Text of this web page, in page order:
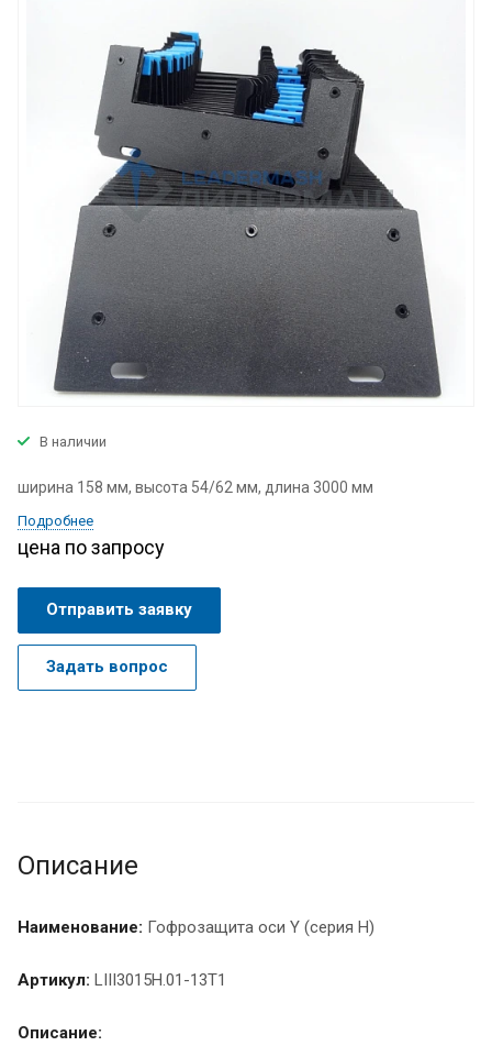
В наличии
ширина 158 мм, высота 54/62 мм, длина 3000 мм
Подробнее
цена по запросу
Отправить заявку
Задать вопрос
Описание
Наименование: Гофрозащита оси Y (серия H)
Артикул: LIII3015H.01-13T1
Описание: